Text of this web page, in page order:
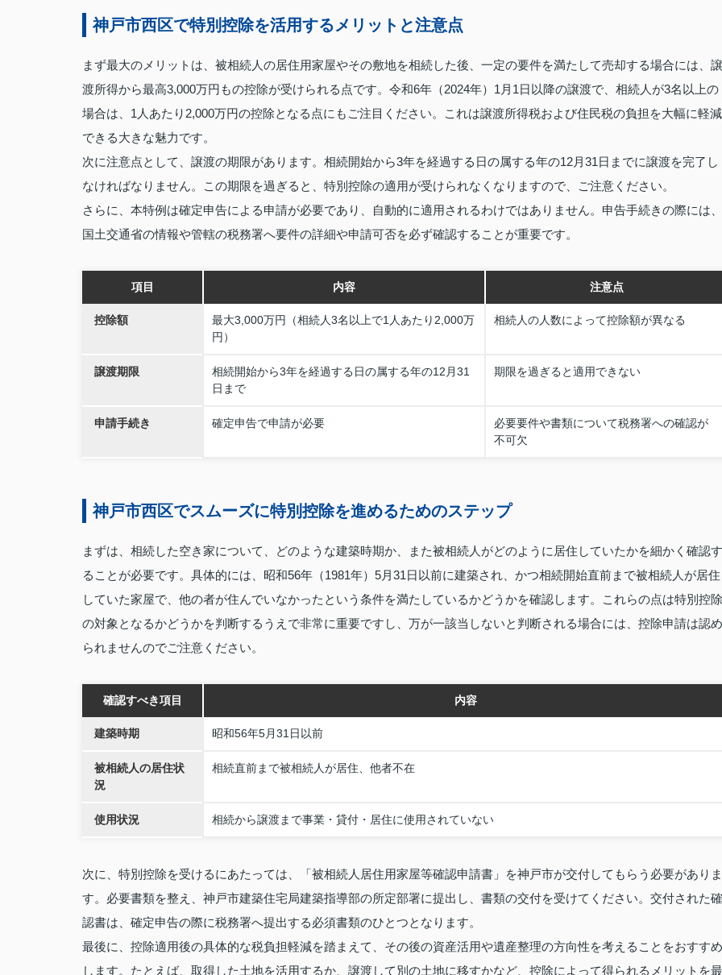
神戸市西区で特別控除を活用するメリットと注意点
まず最大のメリットは、被相続人の居住用家屋やその敷地を相続した後、一定の要件を満たして売却する場合には、譲
渡所得から最高3,000万円もの控除が受けられる点です。令和6年（2024年）1月1日以降の譲渡で、相続人が3名以上の
場合は、1人あたり2,000万円の控除となる点にもご注目ください。これは譲渡所得税および住民税の負担を大幅に軽減
できる大きな魅力です。
次に注意点として、譲渡の期限があります。相続開始から3年を経過する日の属する年の12月31日までに譲渡を完了し
なければなりません。この期限を過ぎると、特別控除の適用が受けられなくなりますので、ご注意ください。
さらに、本特例は確定申告による申請が必要であり、自動的に適用されるわけではありません。申告手続きの際には、
国土交通省の情報や管轄の税務署へ要件の詳細や申請可否を必ず確認することが重要です。
項目 内容 注意点
控除額
最大3,000万円（相続人3名以上で1人あたり2,000万
円）
相続人の人数によって控除額が異なる
譲渡期限
相続開始から3年を経過する日の属する年の12月31
日まで
期限を過ぎると適用できない
申請手続き 確定申告で申請が必要
必要要件や書類について税務署への確認が
不可欠
神戸市西区でスムーズに特別控除を進めるためのステップ
まずは、相続した空き家について、どのような建築時期か、また被相続人がどのように居住していたかを細かく確認す
ることが必要です。具体的には、昭和56年（1981年）5月31日以前に建築され、かつ相続開始直前まで被相続人が居住
していた家屋で、他の者が住んでいなかったという条件を満たしているかどうかを確認します。これらの点は特別控除
の対象となるかどうかを判断するうえで非常に重要ですし、万が一該当しないと判断される場合には、控除申請は認め
られませんのでご注意ください。
確認すべき項目 内容
建築時期 昭和56年5月31日以前
被相続人の居住状
況
相続直前まで被相続人が居住、他者不在
使用状況 相続から譲渡まで事業・貸付・居住に使用されていない
次に、特別控除を受けるにあたっては、「被相続人居住用家屋等確認申請書」を神戸市が交付してもらう必要がありま
す。必要書類を整え、神戸市建築住宅局建築指導部の所定部署に提出し、書類の交付を受けてください。交付された確
認書は、確定申告の際に税務署へ提出する必須書類のひとつとなります。
最後に、控除適用後の具体的な税負担軽減を踏まえて、その後の資産活用や遺産整理の方向性を考えることをおすすめ
します。たとえば、取得した土地を活用するか、譲渡して別の土地に移すかなど、控除によって得られるメリットを最